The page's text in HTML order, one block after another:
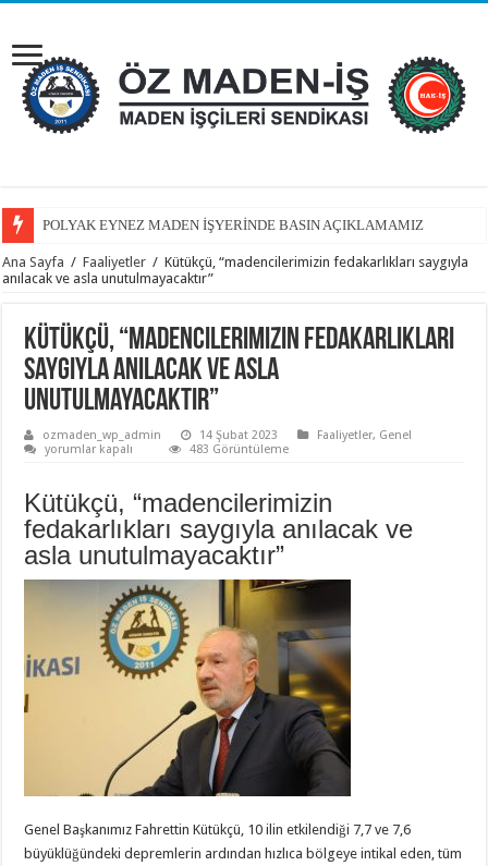
POLYAK EYNEZ MADEN İŞYERİNDE BASIN AÇIKLAMAMIZ
GENEL BAŞKANIMIZ FAHRETTİN KÜTÜKÇÜ’DEN POLYAK’A
Ana Sayfa / Faaliyetler / Kütükçü, “madencilerimizin fedakarlıkları saygıyla
anılacak ve asla unutulmayacaktır”
Kütükçü, “madencilerimizin fedakarlıkları
saygıyla anılacak ve asla
unutulmayacaktır”
ozmaden_wp_admin 14 Şubat 2023 Faaliyetler, Genel
Kütükçü,
saygıyla
anılacak
ve
asla
unutulmayacaktır”
için
yorumlar kapalı 483 Görüntüleme
Kütükçü, “madencilerimizin
fedakarlıkları saygıyla anılacak ve
asla unutulmayacaktır”
Genel Başkanımız Fahrettin Kütükçü, 10 ilin etkilendiği 7,7 ve 7,6
büyüklüğündeki depremlerin ardından hızlıca bölgeye intikal eden, tüm